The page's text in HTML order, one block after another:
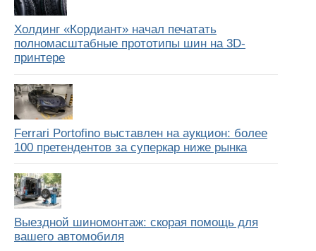
Холдинг «Кордиант» начал печатать
полномасштабные прототипы шин на 3D-
принтере
Ferrari Portofino выставлен на аукцион: более
100 претендентов за суперкар ниже рынка
Выездной шиномонтаж: скорая помощь для
вашего автомобиля